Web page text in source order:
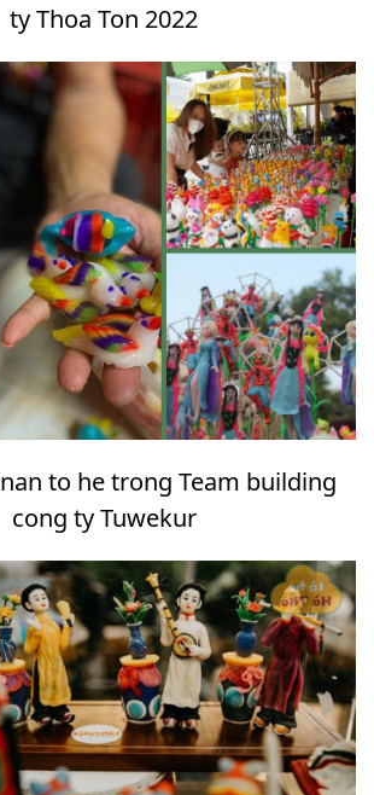
ty Thoa Ton 2022
to he trong Team building
cong ty Tuwekur